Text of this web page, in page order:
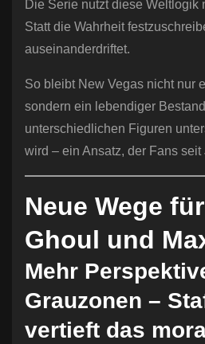
Die Serie nutzt diese Weltlogik
Statt die Wahrheit
auseinanderdriftet.
So bleibt New Vegas nicht nur
sondern ein lebendiger
unterschiedlichen Figuren
wird – ein Ansatz, der Fans seit
Neue Wege
Ghoul und
Mehr
Grauzonen –
vertieft das